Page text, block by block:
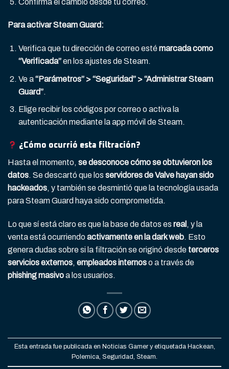
Para activar Steam Guard:
Verifica que tu dirección de correo estémarcada como
“Verificada”en los ajustes de Steam.
Ve a“Parámetros” > “Seguridad” > “Administrar Steam
Guard”.
Elige recibir los códigos por correo o activa la
autenticación mediante la app móvil de Steam.
¿Cómo ocurrió esta filtración?
Hasta el momento, se desconoce cómo se obtuvieron los
datos. Se descartó que los servidores de Valve hayan sido
hackeados, y también se desmintió que la tecnología usada
para Steam Guard haya sido comprometida.
Lo que sí está claro es que la base de datos es real , y la
venta está ocurriendoactivamente en la dark web. Esto
genera dudas sobre si la filtración se originó desde terceros
servicios externos, empleados internoso a través de
phishing masivoa los usuarios.
Esta entrada fue publicada en Noticias Gamery etiquetada Hackean,
Polemica, Seguridad, Steam.